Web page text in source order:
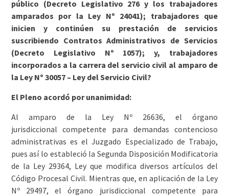
público (Decreto Legislativo 276 y los trabajadores
amparados por la Ley Nº 24041); trabajadores que
inicien y continúen su prestación de servicios
suscribiendo Contratos Administrativos de Servicios
(Decreto Legislativo Nº 1057); y, trabajadores
incorporados a la carrera del servicio civil al amparo de
la Ley Nº 30057 – Ley del Servicio Civil?
El Pleno acordó por unanimidad:
Al amparo de la Ley Nº 26636, el órgano
jurisdiccional competente para demandas contencioso
administrativas es el Juzgado Especializado de Trabajo,
pues así lo estableció la Segunda Disposición Modificatoria
de la Ley 29364, Ley que modifica diversos artículos del
Código Procesal Civil. Mientras que, en aplicación de la Ley
Nº 29497, el órgano jurisdiccional competente para